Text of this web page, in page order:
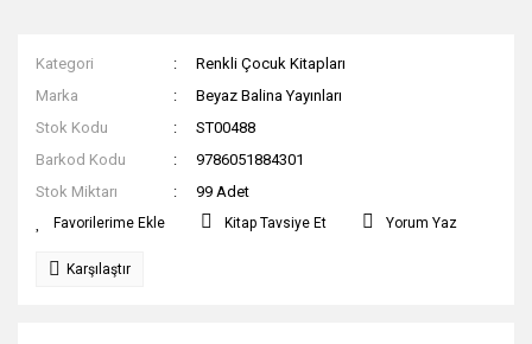
Kategori
Renkli Çocuk Kitapları
Marka
Beyaz Balina Yayınları
Stok Kodu
ST00488
Barkod Kodu
9786051884301
Stok Miktarı
99 Adet
Kitap Tavsiye Et Yorum Yaz
Karşılaştır